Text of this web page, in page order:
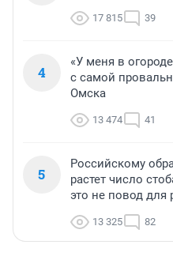
17 815 39
4
«У меня в
с самой
Омска
13 474 41
5
Российскому
растет число
это не повод для
13 325 82